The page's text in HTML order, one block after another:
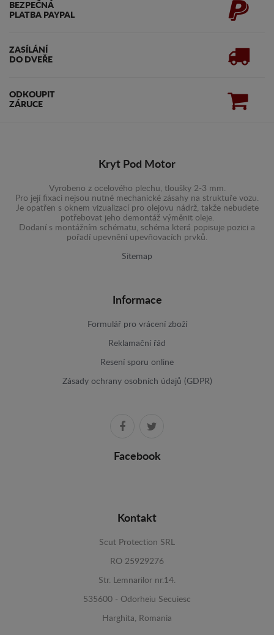
BEZPEČNÁ
PLATBA PAYPAL
ZASÍLÁNÍ
DO DVEŘE
ODKOUPIT
ZÁRUCE
Kryt Pod Motor
Vyrobeno z ocelového plechu, tloušky 2-3 mm.
Pro její fixaci nejsou nutné mechanické zásahy na struktuře vozu.
Je opatřen s oknem vizualizací pro olejovu nádrž, takže nebudete
potřebovat jeho demontáž výměnit oleje.
Dodaní s montážním schématu, schéma která popisuje pozici a
pořadí upevnění upevňovacích prvků.
Sitemap
Informace
Formulář pro vrácení zboží
Reklamační řád
Resení sporu online
Zásady ochrany osobních údajů (GDPR)
Facebook
Kontakt
Scut Protection SRL
RO 25929276
Str. Lemnarilor nr.14.
535600 - Odorheiu Secuiesc
Harghita, Romania